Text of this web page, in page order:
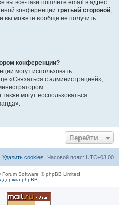
вы всё-таки пошлёте email в адрес
конференции третьей стороной,
вы можете вообще не получить
конференции?
могут использовать
«Связаться с администрацией»,
могут воспользоваться
Перейти
Часовой пояс: UTC+03:00
Удалить cookies
Forum Software © phpBB Limited
phpBB